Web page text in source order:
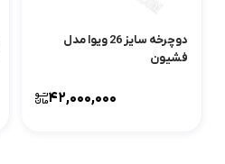
دوچرخه سایز 26 ویوا مدل
فشیون
42,000,000